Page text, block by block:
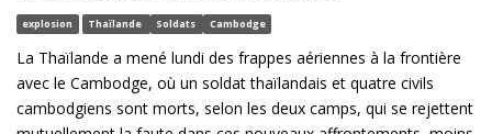
explosion Thaïlande Soldats Cambodge
La Thaïlande a mené lundi des frappes aériennes à la frontière
avec le Cambodge, où un soldat thaïlandais et quatre civils
cambodgiens sont morts, selon les deux camps, qui se rejettent